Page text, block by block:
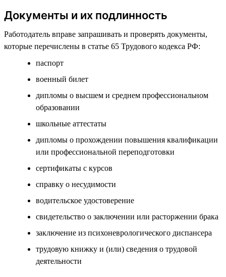
Документы и их подлинность
Работодатель вправе запрашивать и проверять документы,
которые перечислены в статье 65 Трудового кодекса РФ:
паспорт
военный билет
дипломы о высшем и среднем профессиональном
образовании
школьные аттестаты
дипломы о прохождении повышения квалификации
или профессиональной переподготовки
сертификаты с курсов
справку о несудимости
водительское удостоверение
свидетельство о заключении или расторжении брака
заключение из психоневрологического диспансера
трудовую книжку и (или) сведения о трудовой
деятельности